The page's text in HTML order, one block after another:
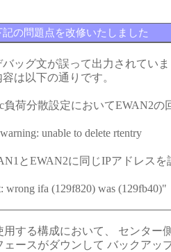
記の問題点を改修いたしました
ッグ文が誤って出力されてい
は以下の通りです。
荷分散設定においてEWAN2の
unable to delete rtentry
とEWAN2に同じIPアドレスを
ifa (129f820) was (129fb40)"
用する構成において、 センター
ースがダウンして バックアッ